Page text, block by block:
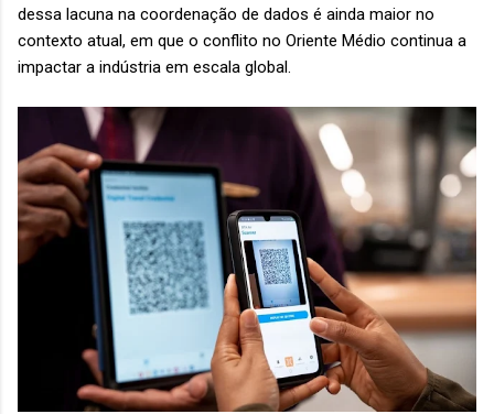
dessa lacuna na coordenação de dados é ainda maior no
contexto atual, em que o conflito no Oriente Médio continua a
impactar a indústria em escala global.